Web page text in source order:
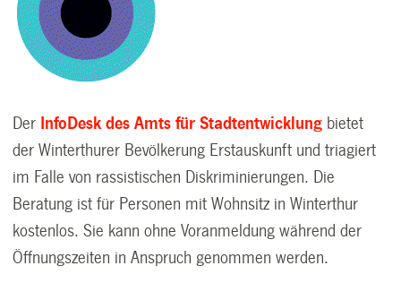
Der InfoDesk des Amts für Stadtentwicklung bietet
der Winterthurer Bevölkerung Erstauskunft und triagiert
im Falle von rassistischen Diskriminierungen. Die
Beratung ist für Personen mit Wohnsitz in Winterthur
kostenlos. Sie kann ohne Voranmeldung während der
Öffnungszeiten in Anspruch genommen werden.